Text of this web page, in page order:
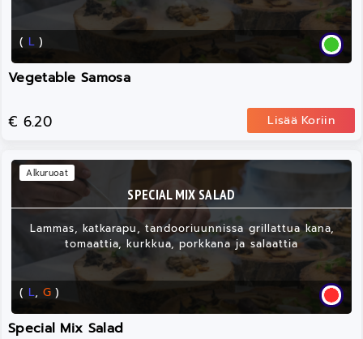
( L )
Vegetable Samosa
€ 6.20 Lisää Koriin
SPECIAL MIX SALAD
Lammas, katkarapu, tandooriuunnissa grillattua kana,
tomaattia, kurkkua, porkkana ja salaattia
( L, G )
Alkuruoat
Special Mix Salad